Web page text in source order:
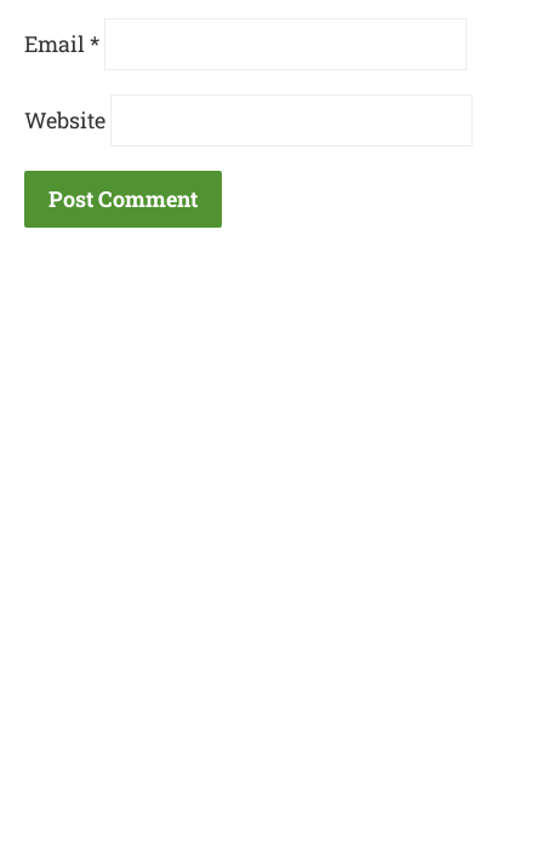
Email *
Website